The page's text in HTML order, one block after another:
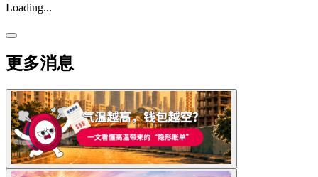
Loading...
更多消息